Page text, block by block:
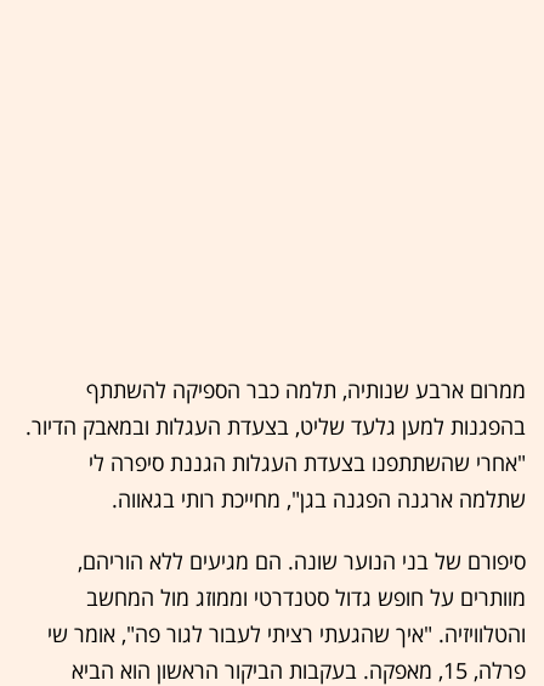
ממרום ארבע שנותיה, תלמה כבר הספיקה להשתתף
בהפגנות למען גלעד שליט, בצעדת העגלות ובמאבק הדיור.
"אחרי שהשתתפנו בצעדת העגלות הגננת סיפרה לי
שתלמה ארגנה הפגנה בגן", מחייכת רותי בגאווה.
סיפורם של בני הנוער שונה. הם מגיעים ללא הוריהם,
מוותרים על חופש גדול סטנדרטי וממוזג מול המחשב
והטלוויזיה. "איך שהגעתי רציתי לעבור לגור פה", אומר שי
פרלה, 15, מאפקה. בעקבות הביקור הראשון הוא הביא